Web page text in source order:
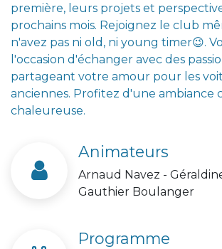
première, leurs projets et
prochains mois. Rejoignez le club
n'avez pas ni old, ni young timer😉.
l'occasion d'échanger avec des
partageant votre amour pour les
anciennes. Profitez d'une ambiance
chaleureuse.
Animateurs
Arnaud Navez -
Gauthier Boulanger
Programme